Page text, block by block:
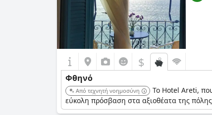
$
Φθηνό
Από τεχνητή νοημοσύνη
Το Hotel Areti,
εύκολη πρόσβαση στα αξιοθέατα της